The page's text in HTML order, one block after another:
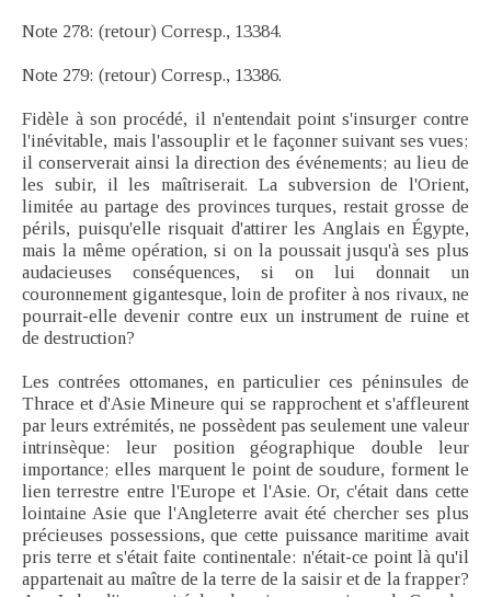
Note 278: (retour) Corresp., 13384.
Note 279: (retour) Corresp., 13386.
Fidèle à son procédé, il n'entendait point s'insurger contre
l'inévitable, mais l'assouplir et le façonner suivant ses vues;
il conserverait ainsi la direction des événements; au lieu de
les subir, il les maîtriserait. La subversion de l'Orient,
limitée au partage des provinces turques, restait grosse de
périls, puisqu'elle risquait d'attirer les Anglais en Égypte,
mais la même opération, si on la poussait jusqu'à ses plus
audacieuses conséquences, si on lui donnait un
couronnement gigantesque, loin de profiter à nos rivaux, ne
pourrait-elle devenir contre eux un instrument de ruine et
de destruction?
Les contrées ottomanes, en particulier ces péninsules de
Thrace et d'Asie Mineure qui se rapprochent et s'affleurent
par leurs extrémités, ne possèdent pas seulement une valeur
intrinsèque: leur position géographique double leur
importance; elles marquent le point de soudure, forment le
lien terrestre entre l'Europe et l'Asie. Or, c'était dans cette
lointaine Asie que l'Angleterre avait été chercher ses plus
précieuses possessions, que cette puissance maritime avait
pris terre et s'était faite continentale: n'était-ce point là qu'il
appartenait au maître de la terre de la saisir et de la frapper?